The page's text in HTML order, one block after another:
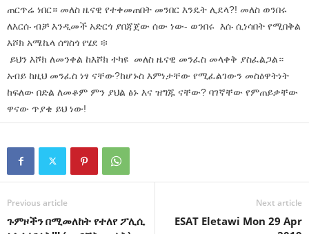
ጠርጥሬ ነበር። መለስ ዜናዊ የተቀመጠበት መንበር እንዴት ሊደላ?! መለስ ወንበሩ
ለእርሱ ብቻ እንዲመች አድርጎ ያበጃጀው ሰው ነው- ወንበሩ እሱ ሲነሳበት የሚበቅል
እሾክ አሜኬላ ሰግስጎ የሄደ ፨
ይህን እሾክ ለመንቀል ከእሾክ ተካዩ መለስ ዜናዊ መንፈስ መላቀቅ ያስፈልጋል።
አብይ ከዚህ መንፈስ ነፃ ናቸው?ከሆኑስ እምነታቸው የሚፈልገውን መስዕዋትነት
ከፍለው በድል ለመቆም ምን ያህል ፅኑ እና ዝግጁ ናቸው? ባገኛቸው የምጠይቃቸው
ዋናው ጥያቄ ይህ ነው!
Previous article
ጉምዞችን በሚመለከት የተለየ ፖሊሲ
Next article
ESAT Eletawi Mon 29 Apr